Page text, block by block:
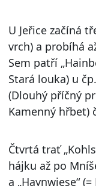
U Jeřice začíná
vrch) a probíhá
Sem patří
Stará louka) u
(Dlouhý příčný
Kamenný hřbet)
Čtvrtá trať
hájku až po
a „Haynwiese“